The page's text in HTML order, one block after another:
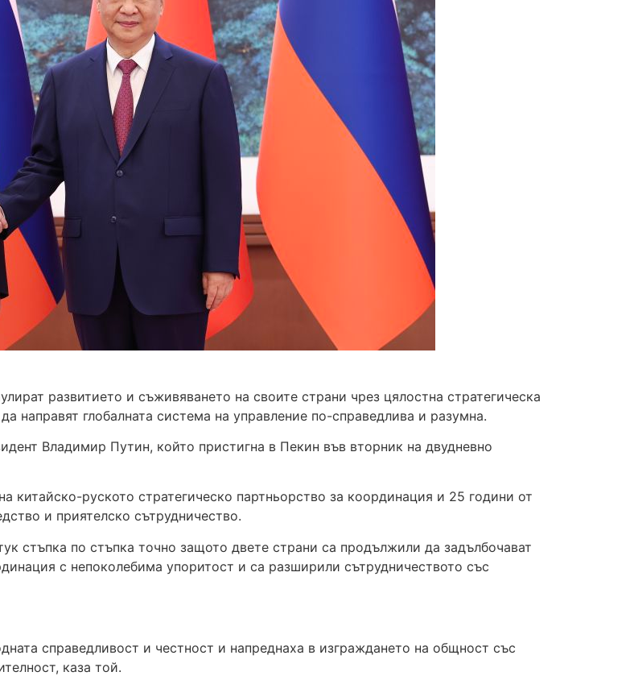
развитието и съживяването на своите страни чрез цялостна стратегическа
направят глобалната система на управление по-справедлива и разумна.
Владимир Путин, който пристигна в Пекин във вторник на двудневно
китайско-руското стратегическо партньорство за координация и 25 години от
и приятелско сътрудничество.
стъпка по стъпка точно защото двете страни са продължили да задълбочават
с непоколебима упоритост и са разширили сътрудничеството със
справедливост и честност и напреднаха в изграждането на общност със
каза той.